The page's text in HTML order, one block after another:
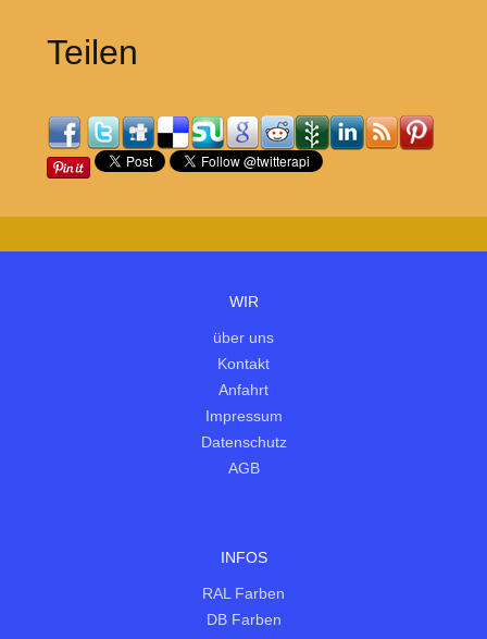
Teilen
WIR
über uns
Kontakt
Anfahrt
Impressum
Datenschutz
AGB
INFOS
RAL Farben
DB Farben